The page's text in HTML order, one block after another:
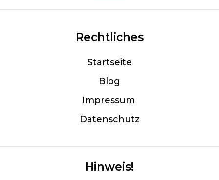
Rechtliches
Startseite
Blog
Impressum
Datenschutz
Hinweis!